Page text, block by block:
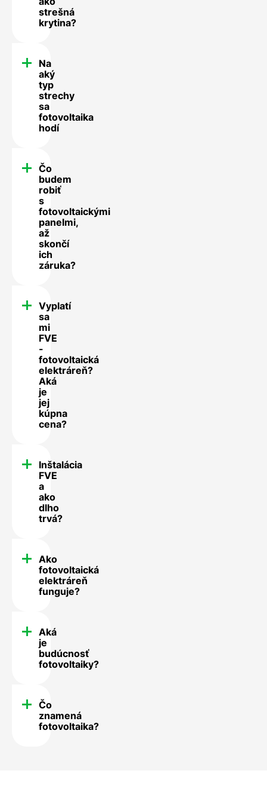
strešná
krytina?
Na
aký
typ
strechy
sa
fotovoltaika
hodí
Čo
budem
robiť
s
fotovoltaickými
panelmi,
až
skončí
ich
záruka?
Vyplatí
sa
mi
FVE
-
fotovoltaická
elektráreň?
Aká
je
jej
kúpna
cena?
Inštalácia
FVE
a
ako
dlho
trvá?
Ako
fotovoltaická
elektráreň
funguje?
Aká
je
budúcnosť
fotovoltaiky?
Čo
znamená
fotovoltaika?